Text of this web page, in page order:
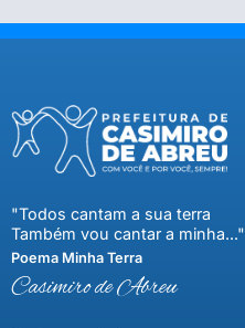
"Todos cantam a sua terra
Também vou cantar a minha..."
Poema Minha Terra
Casimiro de Abreu